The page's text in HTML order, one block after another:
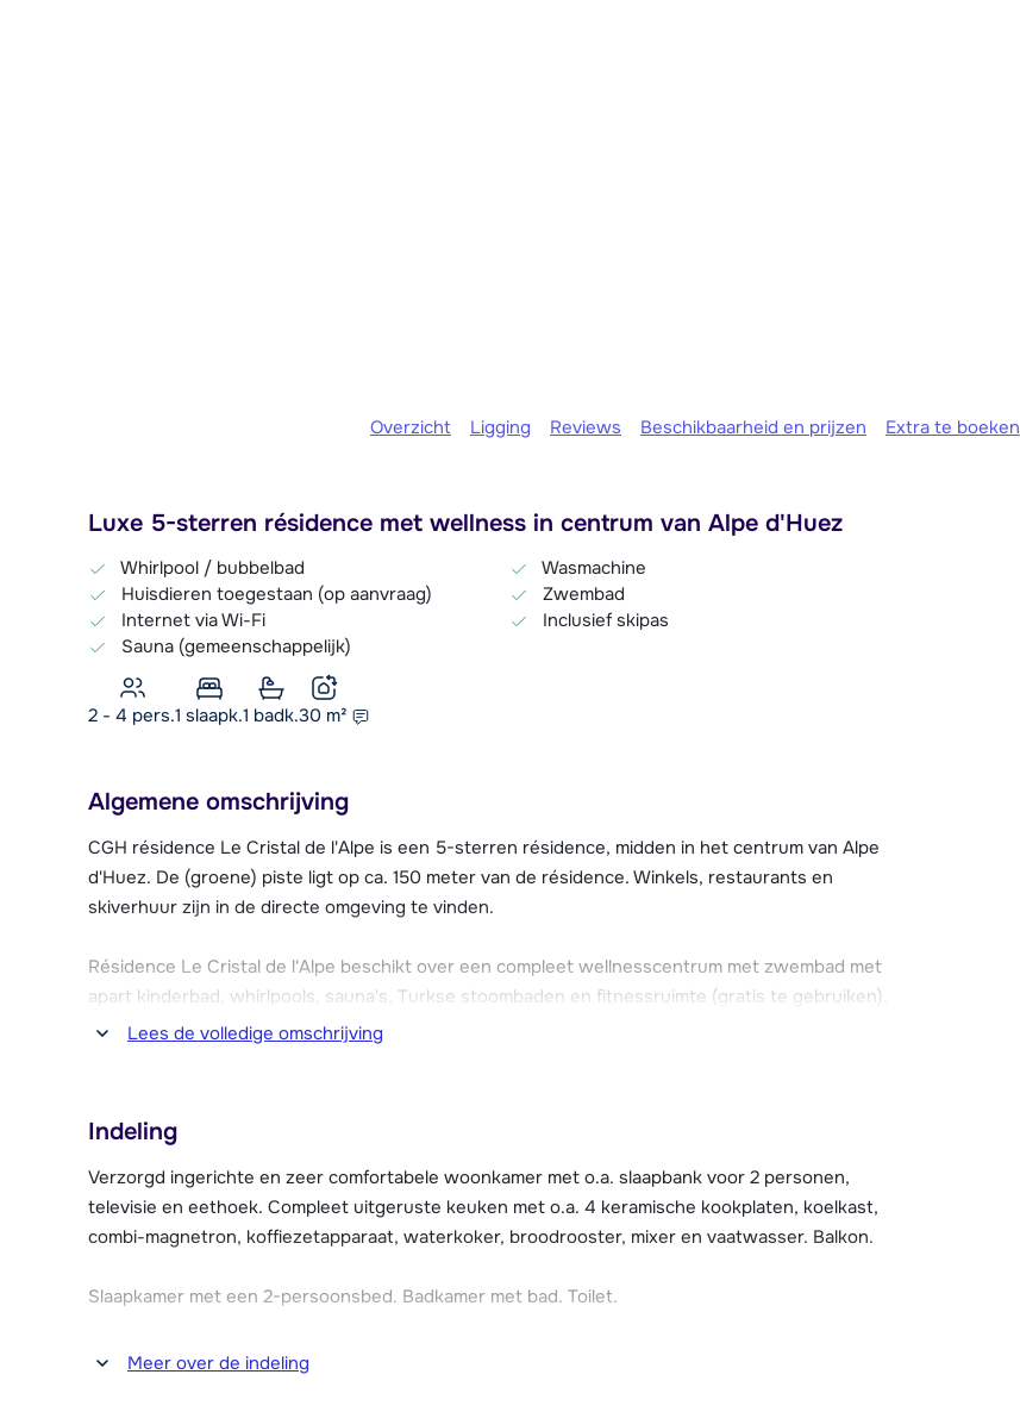
Overzicht Ligging Reviews Beschikbaarheid en prijzen Extra te boeken
Luxe 5-sterren résidence met wellness in centrum van Alpe d'Huez
Whirlpool / bubbelbad
Huisdieren toegestaan (op aanvraag)
Internet via Wi-Fi
Sauna (gemeenschappelijk)
Wasmachine
Zwembad
Inclusief skipas
2 - 4 pers.1 slaapk.1 badk.30 m²
Algemene omschrijving
CGH résidence Le Cristal de l'Alpe is een 5-sterren résidence, midden in het centrum van Alpe
d'Huez. De (groene) piste ligt op ca. 150 meter van de résidence. Winkels, restaurants en
skiverhuur zijn in de directe omgeving te vinden.
Résidence Le Cristal de l'Alpe beschikt over een compleet wellnesscentrum met zwembad met
apart kinderbad, whirlpools, sauna's, Turkse stoombaden en fitnessruimte (gratis te gebruiken).
Tegen betaling kun je er allerlei behandelingen ondergaan zoals massages, en speciale gezichts-
een parkeergarage (tegen betaling, maximale hoogte 1.90 meter). Broodjesservice is via de
receptie te regelen en elk appartement heeft zijn eigen skiberging met skischoenendroger.
Lees de volledige omschrijving
Indeling
Verzorgd ingerichte en zeer comfortabele woonkamer met o.a. slaapbank voor 2 personen,
televisie en eethoek. Compleet uitgeruste keuken met o.a. 4 keramische kookplaten, koelkast,
combi-magnetron, koffiezetapparaat, waterkoker, broodrooster, mixer en vaatwasser. Balkon.
Slaapkamer met een 2-persoonsbed. Badkamer met bad. Toilet.
Meer over de indeling